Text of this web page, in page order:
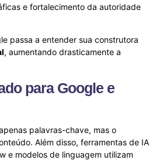
e fortalecimento da autoridade
passa a entender sua construtora
, aumentando drasticamente a
para Google e
palavras-chave, mas o
Além disso, ferramentas de IA
e modelos de linguagem utilizam